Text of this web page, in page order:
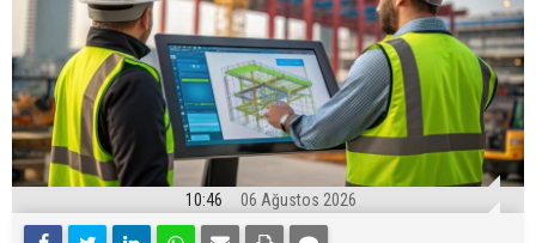
10:46 06 Ağustos 2026